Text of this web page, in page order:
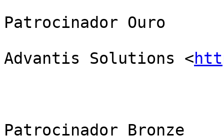
Patrocinador Ouro
Advantis Solutions <
Patrocinador Bronze